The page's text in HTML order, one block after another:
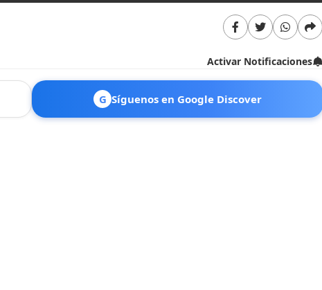
Activar Notificaciones
G Síguenos en Google Discover